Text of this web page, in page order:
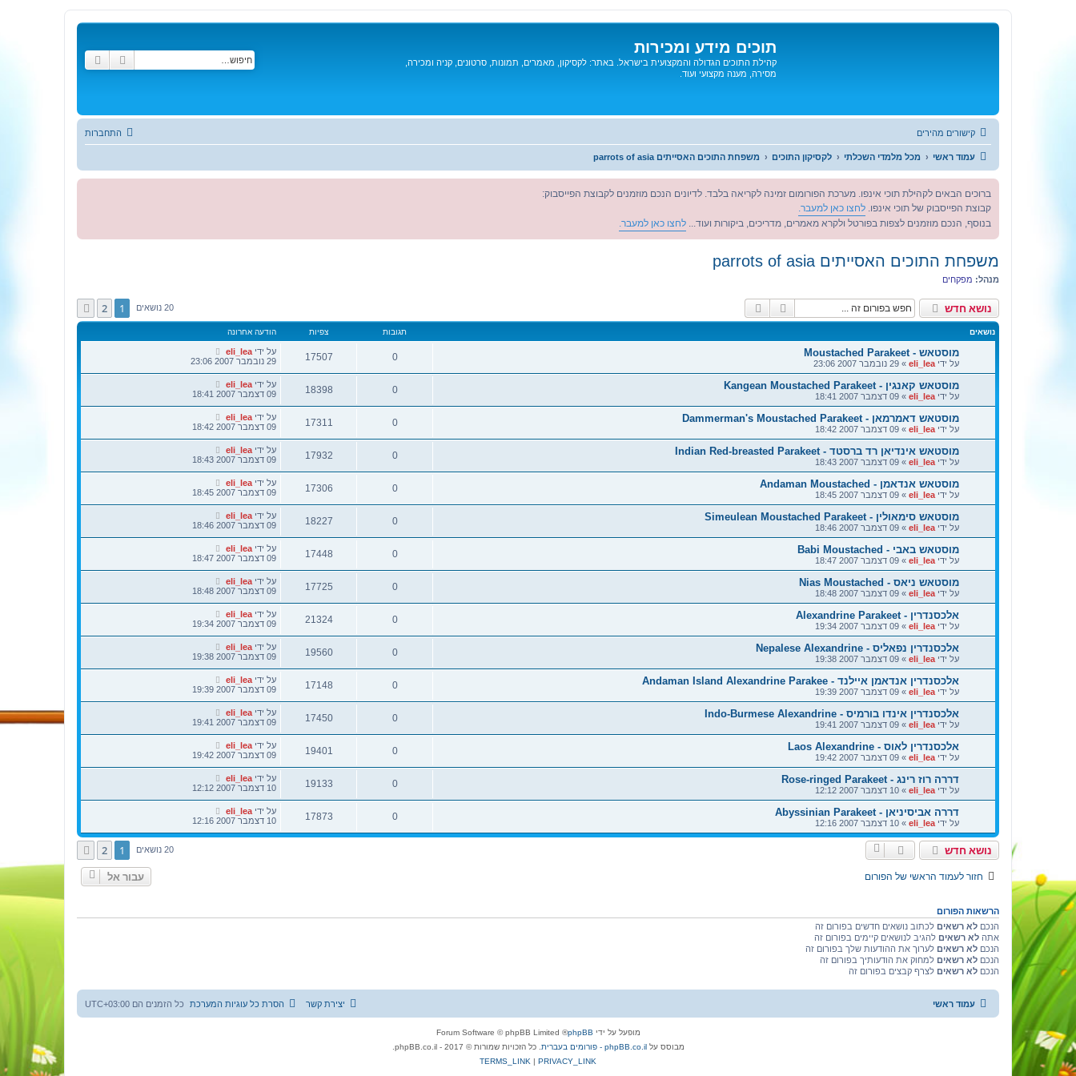
תוכים מידע ומכירות
קהילת התוכים הגדולה והמקצועית בישראל. באתר: לקסיקון, מאמרים, תמונות, סרטונים, קניה ומכירה,
מסירה, מענה מקצועי ועוד.
חיפוש
קישורים מהירים התחברות
עמוד ראשי מכל מלמדי השכלתי לקסיקון התוכים משפחת התוכים האסייתים parrots of asia
ברוכים הבאים לקהילת תוכי אינפו. מערכת הפורומום זמינה לקריאה בלבד. לדיונים הנכם מוזמנים לקבוצת הפייסבוק:
קבוצת הפייסבוק של תוכי אינפו. לחצו כאן למעבר.
בנוסף, הנכם מוזמנים לצפות בפורטל ולקרא מאמרים, מדריכים, ביקורות ועוד... לחצו כאן למעבר.
משפחת התוכים האסייתים parrots of asia
מנהל: מפקחים
נושא חדש חיפוש 20 נושאים 1
2 הבא
נושאים תגובות צפיות הודעה אחרונה
מוסטאש - Moustached Parakeet
על ידי eli_lea
» 29 נובמבר 2007 23:06
0
17507 על ידי eli_lea
29 נובמבר 2007 23:06
מוסטאש קאנגין - Kangean Moustached Parakeet
על ידי eli_lea
» 09 דצמבר 2007 18:41
0
18398 על ידי eli_lea
09 דצמבר 2007 18:41
מוסטאש דאמרמאן - Dammerman's Moustached Parakeet
על ידי eli_lea
» 09 דצמבר 2007 18:42
0
17311 על ידי eli_lea
09 דצמבר 2007 18:42
מוסטאש אינדיאן רד ברסטד - Indian Red-breasted Parakeet
על ידי eli_lea
» 09 דצמבר 2007 18:43
0
17932 על ידי eli_lea
09 דצמבר 2007 18:43
מוסטאש אנדאמן - Andaman Moustached
על ידי eli_lea
» 09 דצמבר 2007 18:45
0
17306 על ידי eli_lea
09 דצמבר 2007 18:45
מוסטאש סימאולין - Simeulean Moustached Parakeet
על ידי eli_lea
» 09 דצמבר 2007 18:46
0
18227 על ידי eli_lea
09 דצמבר 2007 18:46
מוסטאש באבי - Babi Moustached
על ידי eli_lea
» 09 דצמבר 2007 18:47
0
17448 על ידי eli_lea
09 דצמבר 2007 18:47
מוסטאש ניאס - Nias Moustached
על ידי eli_lea
» 09 דצמבר 2007 18:48
0
17725 על ידי eli_lea
09 דצמבר 2007 18:48
אלכסנדרין - Alexandrine Parakeet
על ידי eli_lea
» 09 דצמבר 2007 19:34
0
21324 על ידי eli_lea
09 דצמבר 2007 19:34
אלכסנדרין נפאליס - Nepalese Alexandrine
על ידי eli_lea
» 09 דצמבר 2007 19:38
0
19560 על ידי eli_lea
09 דצמבר 2007 19:38
אלכסנדרין אנדאמן איילנד - Andaman Island Alexandrine Parakee
על ידי eli_lea
» 09 דצמבר 2007 19:39
0
17148 על ידי eli_lea
09 דצמבר 2007 19:39
אלכסנדרין אינדו בורמיס - Indo-Burmese Alexandrine
על ידי eli_lea
» 09 דצמבר 2007 19:41
0
17450 על ידי eli_lea
09 דצמבר 2007 19:41
אלכסנדרין לאוס - Laos Alexandrine
על ידי eli_lea
» 09 דצמבר 2007 19:42
0
19401 על ידי eli_lea
09 דצמבר 2007 19:42
דררה רוז רינג - Rose-ringed Parakeet
על ידי eli_lea
» 10 דצמבר 2007 12:12
0
19133 על ידי eli_lea
10 דצמבר 2007 12:12
דררה אביסיניאן - Abyssinian Parakeet
על ידי eli_lea
» 10 דצמבר 2007 12:16
0
17873 על ידי eli_lea
10 דצמבר 2007 12:16
נושא חדש 20 נושאים 1
2 הבא
חזור לעמוד הראשי של הפורום עבור אל
הרשאות הפורום
הנכם לא רשאים לכתוב נושאים חדשים בפורום זה
אתה לא רשאים להגיב לנושאים קיימים בפורום זה
הנכם לא רשאים לערוך את ההודעות שלך בפורום זה
הנכם לא רשאים למחוק את הודעותיך בפורום זה
הנכם לא רשאים לצרף קבצים בפורום זה
עמוד ראשי כל הזמנים הם UTC+03:00 הסרת כל עוגיות המערכת יצירת קשר
מופעל על ידי phpBB
® Forum Software © phpBB Limited
מבוסס עלphpBB.co.il - פורומים בעברית
. כל הזכויות שמורות © 2017 - phpBB.co.il.
PRIVACY_LINK
|
TERMS_LINK